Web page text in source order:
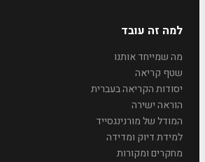
למה זה עובד
מה שמייחד אותנו
שטף קריאה
יסודות הקריאה בעברית
הוראה ישירה
המודל של מורנינגסייד
למידת דיוק ומדידה
מחקרים ומקורות